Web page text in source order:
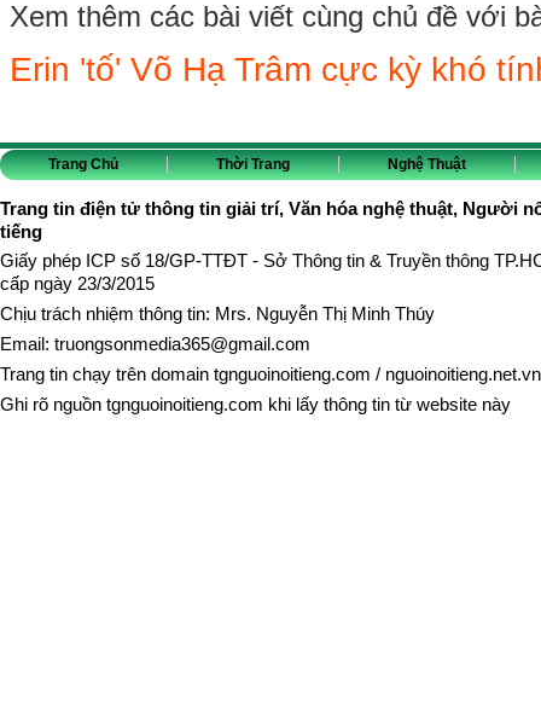
Xem thêm các bài viết cùng chủ đề với
Erin 'tố' Võ Hạ Trâm cực kỳ khó
Trang Chủ Thời Trang Nghệ Thuật
Trang tin điện tử thông tin giải trí, Văn hóa nghệ thuật, Người
tiếng
Giấy phép ICP số 18/GP-TTĐT - Sở Thông tin & Truyền thông
cấp ngày 23/3/2015
Chịu trách nhiệm thông tin: Mrs. Nguyễn Thị Minh Thúy
Email: truongsonmedia365@gmail.com
Trang tin chạy trên domain tgnguoinoitieng.com / nguoinoitieng.net.vn
Ghi rõ nguồn tgnguoinoitieng.com khi lấy thông tin từ website này